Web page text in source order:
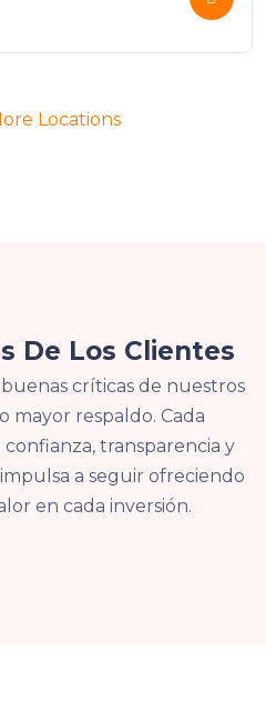
Locations
De Los Clientes
críticas de nuestros
mayor respaldo. Cada
transparencia y
a seguir ofreciendo
en cada inversión.